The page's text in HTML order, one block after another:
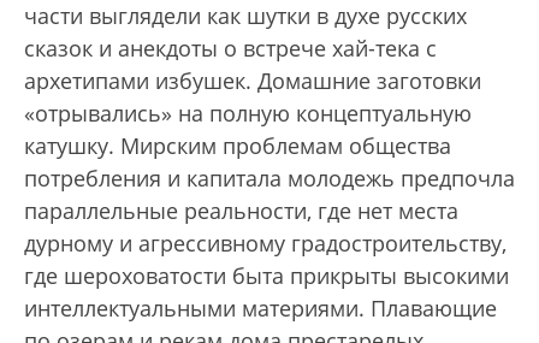
части выглядели как шутки в духе русских
сказок и анекдоты о встрече хай-тека с
архетипами избушек. Домашние заготовки
«отрывались» на полную концептуальную
катушку. Мирским проблемам общества
потребления и капитала молодежь предпочла
параллельные реальности, где нет места
дурному и агрессивному градостроительству,
где шероховатости быта прикрыты высокими
интеллектуальными материями. Плавающие